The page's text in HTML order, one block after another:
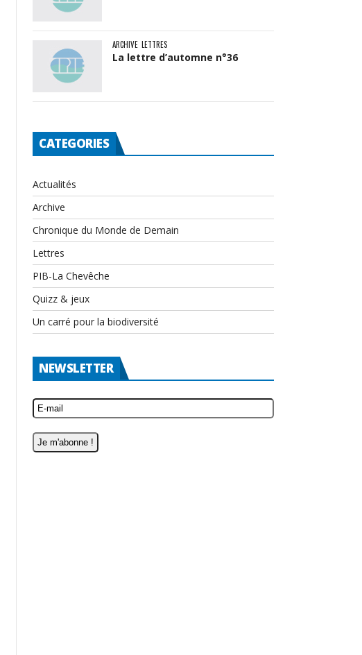
ARCHIVE LETTRES
La lettre d’automne n°36
CATEGORIES
Actualités
Archive
Chronique du Monde de Demain
Lettres
PIB-La Chevêche
Quizz & jeux
Un carré pour la biodiversité
NEWSLETTER